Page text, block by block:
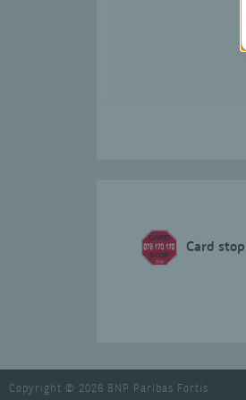
Card stop
Copyright © 2026 BNP Paribas Fortis